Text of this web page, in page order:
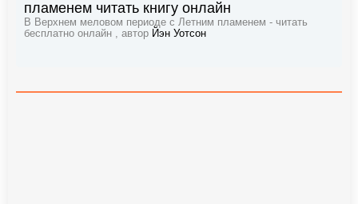
пламенем читать книгу онлайн
В Верхнем меловом периоде с Летним пламенем - читать
бесплатно онлайн , автор Йэн Уотсон